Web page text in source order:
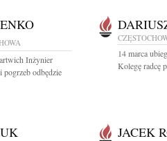
Inżynier
pogrzeb odbędzie
14 marca
Kolegę radcę
JACEK